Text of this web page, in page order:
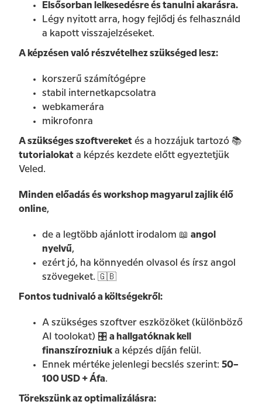
Elsősorban lelkesedésre és tanulni akarásra.
Légy nyitott arra, hogy fejlődj és felhasználd
a kapott visszajelzéseket.
A képzésen való részvételhez szükséged lesz:
korszerű számítógépre
stabil internetkapcsolatra
webkamerára
mikrofonra
A szükséges szoftvereket és a hozzájuk tartozó 📚
tutorialokat a képzés kezdete előtt egyeztetjük
Veled.
Minden előadás és workshop magyarul zajlik élő
online,
de a legtöbb ajánlott irodalom 📖 angol
nyelvű,
ezért jó, ha könnyedén olvasol és írsz angol
szövegeket. 🇬🇧
Fontos tudnivaló a költségekről:
A szükséges szoftver eszközöket (különböző
AI toolokat) 🎛️ a hallgatóknak kell
finanszírozniuk a képzés díján felül.
Ennek mértéke jelenlegi becslés szerint: 50–
100 USD + Áfa.
Törekszünk az optimalizálásra: